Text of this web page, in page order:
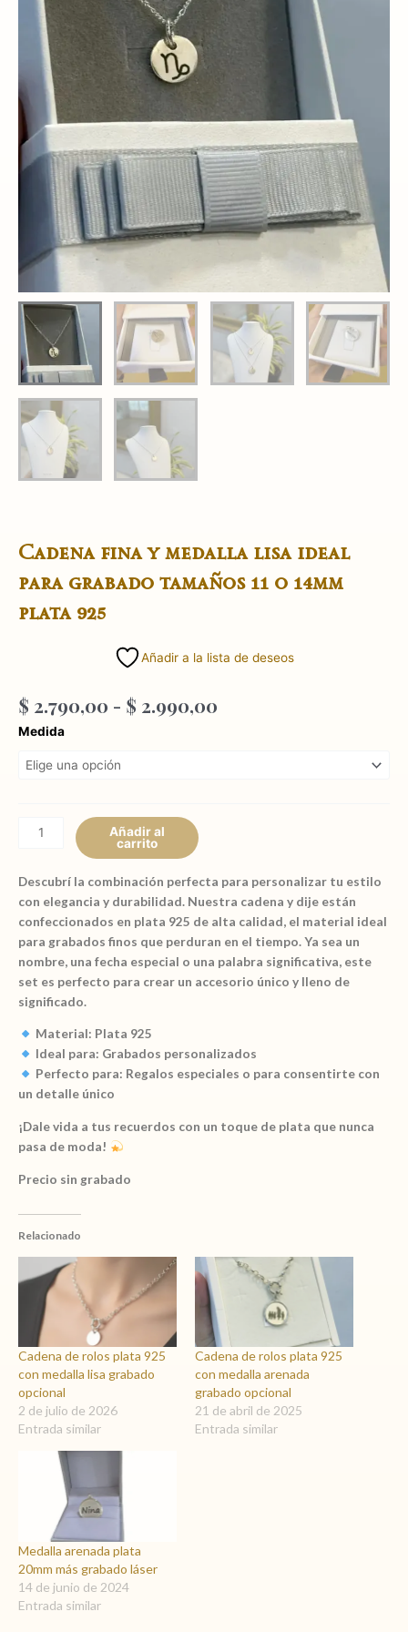
Cadena fina y medalla lisa ideal
para grabado tamaños 11 o 14mm
plata 925
Añadir a la lista de deseos
$ 2.790,00 - $ 2.990,00
Medida
Cadena
ideal
tamaños
11
o
14mm
plata
925
cantidad
Añadir al
carrito
Descubrí la combinación perfecta para personalizar tu estilo
con elegancia y durabilidad. Nuestra cadena y dije están
confeccionados en plata 925 de alta calidad, el material ideal
para grabados finos que perduran en el tiempo. Ya sea un
nombre, una fecha especial o una palabra significativa, este
set es perfecto para crear un accesorio único y lleno de
significado.
Material: Plata 925
Ideal para: Grabados personalizados
Perfecto para: Regalos especiales o para consentirte con
un detalle único
¡Dale vida a tus recuerdos con un toque de plata que nunca
pasa de moda!
Precio sin grabado
Relacionado
Cadena de rolos plata 925
con medalla lisa grabado
opcional
2 de julio de 2026
Entrada similar
Cadena de rolos plata 925
con medalla arenada
grabado opcional
21 de abril de 2025
Entrada similar
Medalla arenada plata
20mm más grabado láser
14 de junio de 2024
Entrada similar